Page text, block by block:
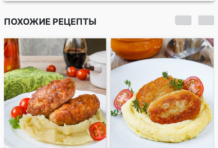
ПОХОЖИЕ РЕЦЕПТЫ
Треска в кляре